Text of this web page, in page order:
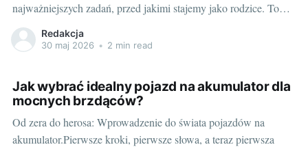
najważniejszych zadań, przed jakimi stajemy jako rodzice. To
decyzja, która znacznie wpłynie na rozwój i kształtowanie się
osobowości naszej pociechy. Ale jak dobrze wybrać żłobek dla
Redakcja
30 maj 2026 • 2 min read
Jak wybrać idealny pojazd na akumulator dla
mocnych brzdąców?
Od zera do herosa: Wprowadzenie do świata pojazdów na
akumulator.Pierwsze kroki, pierwsze słowa, a teraz pierwsza